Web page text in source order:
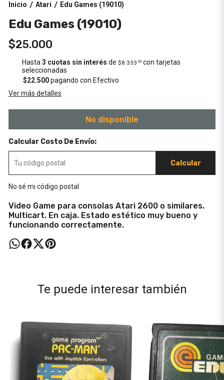
Inicio / Atari / Edu Games (19010)
Edu Games (19010)
$25.000
Hasta3 cuotas sin interés de$8.333 33 con tarjetas
seleccionadas
$22.500pagando con Efectivo
Ver más detalles
No disponible
Calcular Costo De Envío:
Calcular
No sé mi código postal
Video Game para consolas Atari 2600 o similares.
Multicart. En caja. Estado estético muy bueno y
funcionando correctamente.
Te puede interesar también